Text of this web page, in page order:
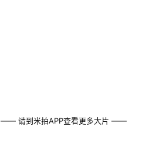
—— 请到米拍APP查看更多大片 ——